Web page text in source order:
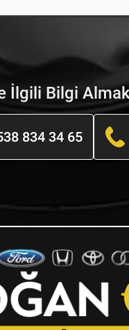
İlgili Bilgi
834 34 65